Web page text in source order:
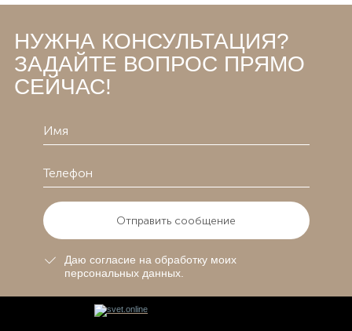
НУЖНА КОНСУЛЬТАЦИЯ?
ЗАДАЙТЕ ВОПРОС ПРЯМО
СЕЙЧАС!
Отправить сообщение
Даю согласие на обработку моих
персональных данных.